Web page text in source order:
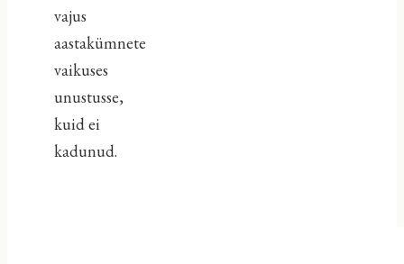
vajus
aastakümnete
vaikuses
unustusse,
kuid ei
kadunud.